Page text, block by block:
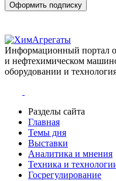
Оформить подписку
Информационный портал
и нефтехимическом
оборудовании и
Разделы сайта
Главная
Темы дня
Выставки
Аналитика и мнения
Техника и
Госрегулирование